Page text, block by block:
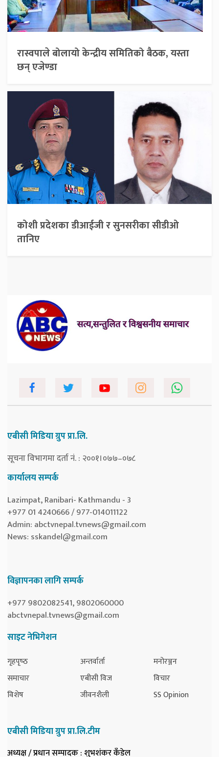
रास्वपाले बोलायो केन्द्रीय समितिको बैठक, यस्ता
छन् एजेण्डा
कोशी प्रदेशका डीआईजी र सुनसरीका सीडीओ
तानिए
एबीसी मिडिया ग्रुप प्रा.लि.
सूचना विभागमा दर्ता नं. : २००१।०७७–०७८
कार्यालय सम्पर्क
Lazimpat, Ranibari- Kathmandu - 3
+977 01 4240666 / 977-014011122
Admin: abctvnepal.tvnews@gmail.com
News: sskandel@gmail.com
विज्ञापनका लागि सम्पर्क
+977 9802082541, 9802060000
abctvnepal.tvnews@gmail.com
साइट नेभिगेशन
गृहपृष्‍ठ
समाचार
विशेष
अन्तर्वार्ता
एबीसी विज
जीवनशैली
मनोरञ्जन
विचार
SS Opinion
एबीसी मिडिया ग्रुप प्रा.लि.टीम
अध्यक्ष / प्रधान सम्पादक: शुभशंकर कँडेल